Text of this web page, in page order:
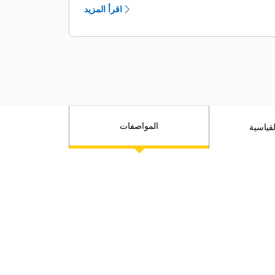
تخزين أكثر في الكابينة ذات التصميم
واجهة مشغل مبسطة مع شاشة تعمل
الإضاءة الأفضل في فئتها مع حزمة إضاءة
LED الجديدة.
اقرأ المزيد
المواصفات